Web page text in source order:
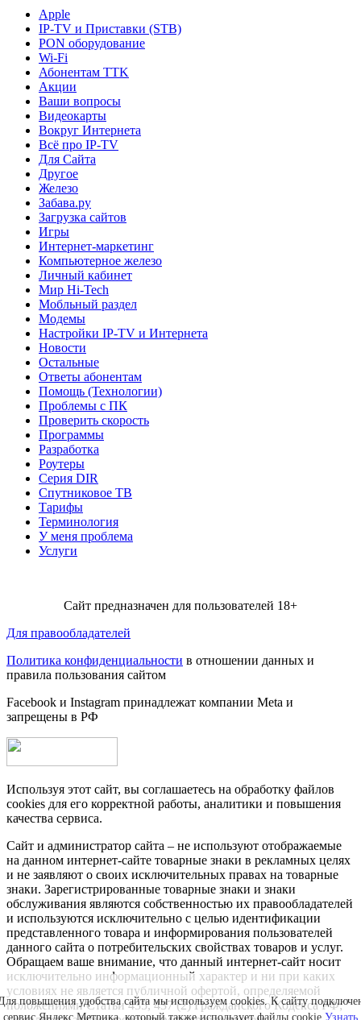
Apple
IP-TV и Приставки (STB)
PON оборудование
Wi-Fi
Абонентам TTK
Акции
Ваши вопросы
Видеокарты
Вокруг Интернета
Всё про IP-TV
Для Сайта
Другое
Железо
Забава.ру
Загрузка сайтов
Игры
Интернет-маркетинг
Компьютерное железо
Личный кабинет
Мир Hi-Tech
Мобльный раздел
Модемы
Настройки IP-TV и Интернета
Новости
Остальные
Ответы абонентам
Помощь (Технологии)
Проблемы с ПК
Проверить скорость
Программы
Разработка
Роутеры
Серия DIR
Спутниковое ТВ
Тарифы
Терминология
У меня проблема
Услуги
Сайт предназначен для пользователей 18+
Для правообладателей
Политика конфиденциальности в отношении данных и
правила пользования сайтом
Facebook и Instagram принадлежат компании Metа и
запрещены в РФ
Используя этот сайт, вы соглашаетесь на обработку файлов
cookies для его корректной работы, аналитики и повышения
качества сервиса.
Сайт и администратор сайта – не используют отображаемые
на данном интернет-сайте товарные знаки в рекламных целях
и не заявляют о своих исключительных правах на товарные
знаки. Зарегистрированные товарные знаки и знаки
обслуживания являются собственностью их правообладателей
и используются исключительно с целью идентификации
представленного товара и информирования пользователей
данного сайта о потребительских свойствах товаров и услуг.
Обращаем ваше внимание, что данный интернет-сайт носит
исключительно информационный характер и ни при каких
условиях не является публичной офертой, определяемой
положениями Статьи 435, 437 (2) Гражданского Кодекса РФ;
повышения удобства сайта мы используем cookies. К сайту
сервис Яндекс.Метрика, который также использует файлы cookie. Узнать